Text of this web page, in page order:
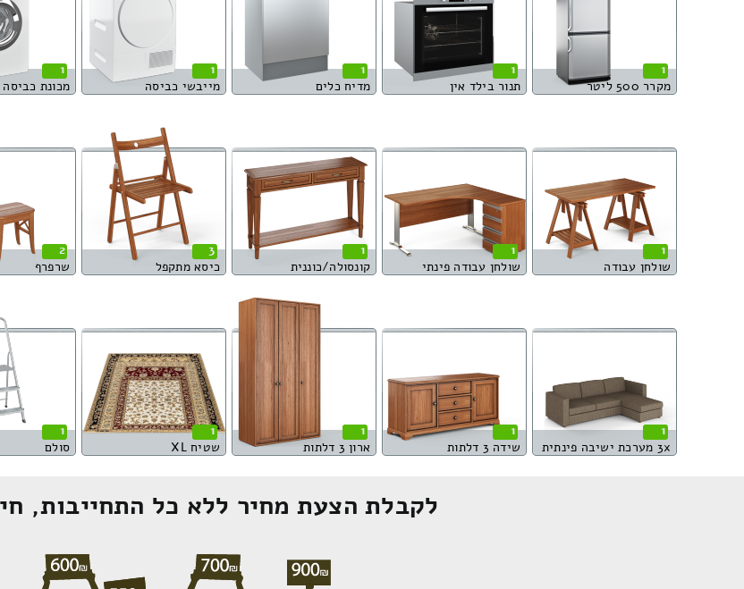
1
מקרר 500 ליטר
1
תנור בילד אין
1
מדיח כלים
1
מייבשי כביסה
1
מכונת כביסה
1
שולחן עבודה
1
שולחן עבודה פינתי
1
קונסולה/כוננית
3
כיסא מתקפל
2
שרפרף
1
3x מערכת ישיבה פינתית
1
שידה 3 דלתות
1
ארון 3 דלתות
1
שטיח XL
1
סולם
לקבלת הצעת מחיר ללא כל התחייבות,